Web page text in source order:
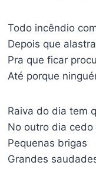
Todo incêndio
Depois que
Pra que ficar
Até porque
Raiva do dia tem
No outro dia
Pequenas brigas
Grandes